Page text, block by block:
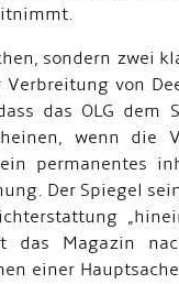
sondern zwei
von
das OLG dem
wenn die
permanentes
Der Spiegel
das Magazin
einer